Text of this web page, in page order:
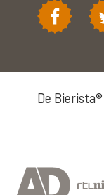
De